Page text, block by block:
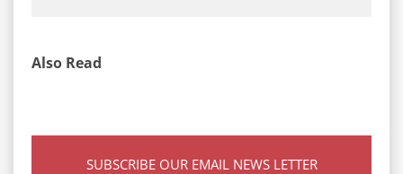
Also Read
SUBSCRIBE OUR EMAIL NEWS LETTER